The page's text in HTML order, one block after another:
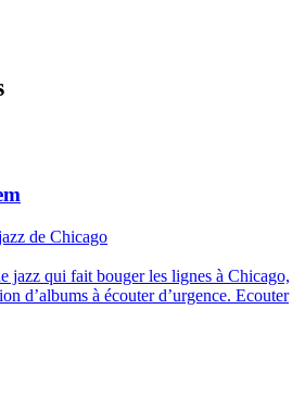
de Chicago
jazz qui fait bouger les lignes à Chicago,
d’albums à écouter d’urgence. Ecouter